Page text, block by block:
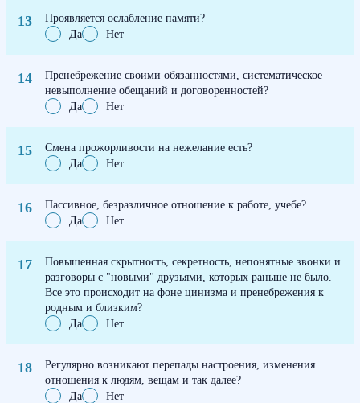
Проявляется ослабление памяти?
Да
Нет
Пренебрежение своими обязанностями, систематическое
невыполнение обещаний и договоренностей?
Да
Нет
Смена прожорливости на нежелание есть?
Да
Нет
Пассивное, безразличное отношение к работе, учебе?
Да
Нет
Повышенная скрытность, секретность, непонятные звонки и
разговоры с "новыми" друзьями, которых раньше не было.
Все это происходит на фоне цинизма и пренебрежения к
родным и близким?
Да
Нет
Регулярно возникают перепады настроения, изменения
отношения к людям, вещам и так далее?
Да
Нет